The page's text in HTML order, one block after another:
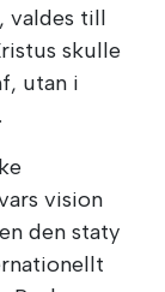
valdes till
skulle
utan i
vision
den staty